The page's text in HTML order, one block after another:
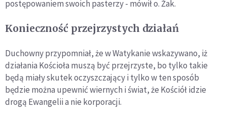
postępowaniem swoich pasterzy - mówił o. Żak.
Konieczność przejrzystych działań
Duchowny przypomniał, że w Watykanie wskazywano, iż
działania Kościoła muszą być przejrzyste, bo tylko takie
będą miały skutek oczyszczający i tylko w ten sposób
będzie można upewnić wiernych i świat, że Kościół idzie
drogą Ewangelii a nie korporacji.